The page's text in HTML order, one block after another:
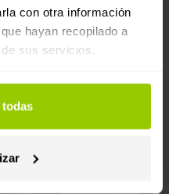
con otra información
hayan recopilado a
sus servicios.
lo que necesitas
la nueva
digital
vigor del Documento de
España. Descubre
de octubre de 2026.